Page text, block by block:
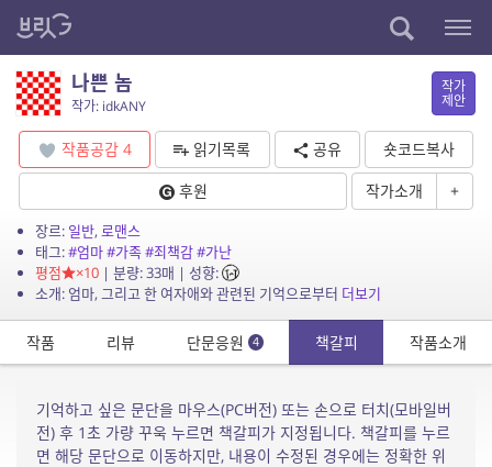
나쁜 놈
작가: idkANY
작가
제안
작품공감 4 읽기목록 공유
숏코드복사
후원
작가소개 +
장르: 일반,로맨스
태그:#엄마#가족#죄책감#가난
평점
×10| 분량: 33매 | 성향:
소개: 엄마, 그리고 한 여자애와 관련된 기억으로부터 더보기
작품 리뷰 단문응원 4 책갈피 작품소개
기억하고 싶은 문단을 마우스(PC버전) 또는 손으로 터치(모바일버
전) 후 1초 가량 꾸욱 누르면 책갈피가 지정됩니다. 책갈피를 누르
면 해당 문단으로 이동하지만, 내용이 수정된 경우에는 정확한 위